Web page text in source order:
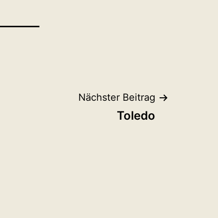
Nächster Beitrag
Toledo